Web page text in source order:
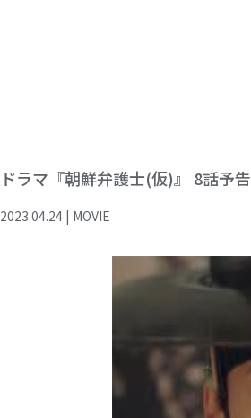
ドラマ『朝鮮弁護士(仮)』 8話予告
2023.04.24 | MOVIE